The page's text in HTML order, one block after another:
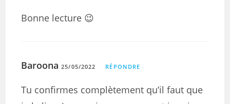
Bonne lecture 😉
Baroona 25/05/2022 RÉPONDRE
Tu confirmes complètement qu’il faut que